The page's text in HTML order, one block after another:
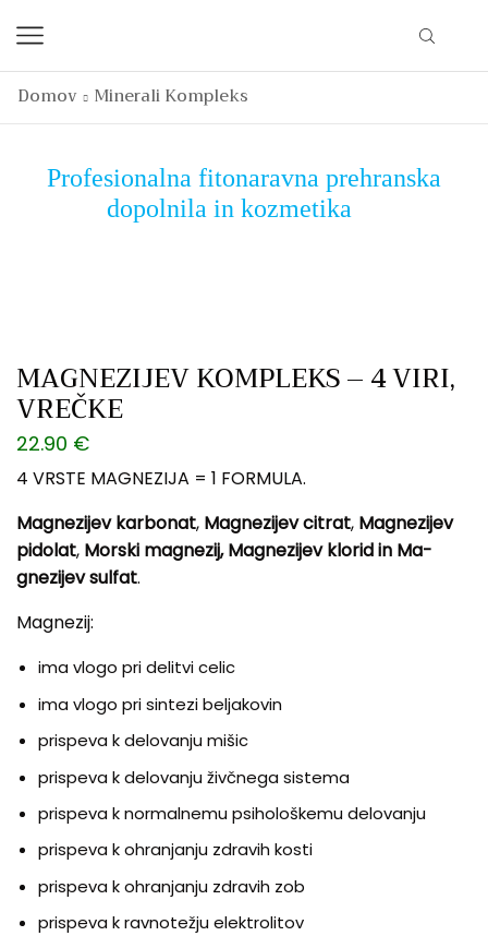
Domov Minerali Kompleks
Profesionalna fitonaravna prehranska
dopolnila in kozmetika
MAGNEZIJEV KOMPLEKS – 4 VIRI,
VREČKE
22.90 €
4 VRSTE MAGNEZIJA = 1 FORMULA.
Ma­gnezijev karbonat, Magnezijev ci­trat, Magnezijev
pidolat, Morski magnezij, Magnezijev klorid in Ma­
gnezijev sulfat.
Magnezij:
ima vlogo pri delitvi celic
ima vlogo pri sintezi beljakovin
prispeva k delovanju mišic
prispeva k delovanju živčnega sistema
prispeva k normalnemu psihološkemu delovanju
prispeva k ohranjanju zdravih kosti
prispeva k ohranjanju zdravih zob
prispeva k ravnotežju elektrolitov